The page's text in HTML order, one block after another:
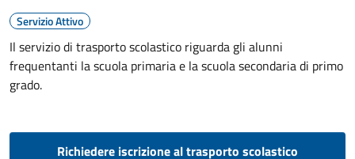
Servizio Attivo
Il servizio di trasporto scolastico riguarda gli alunni
frequentanti la scuola primaria e la scuola secondaria di primo
grado.
Richiedere iscrizione al trasporto scolastico